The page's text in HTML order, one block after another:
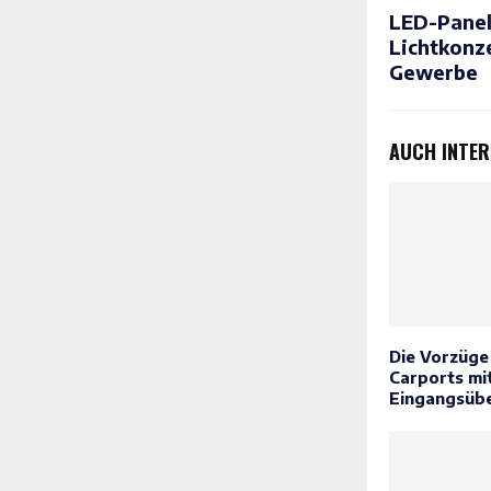
LED-
Gewerbe
AUCH
Die
Carports